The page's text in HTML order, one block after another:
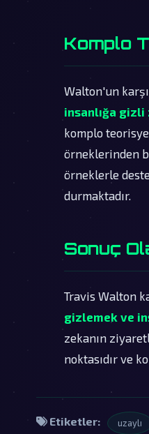
Komplo
Walton'un
insanlığa
komplo
örneklerinden
örneklerle
durmaktadır.
Sonuç
Travis Walton
gizlemek ve
zekanın
noktasıdır ve
Etiketler: uzaylı